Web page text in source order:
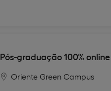
Pós-graduação 100%
Oriente Green Campus